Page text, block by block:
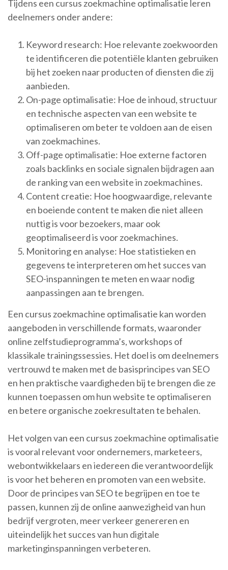
Tijdens een cursus zoekmachine optimalisatie leren
deelnemers onder andere:
Keyword research: Hoe relevante zoekwoorden
te identificeren die potentiële klanten gebruiken
bij het zoeken naar producten of diensten die zij
aanbieden.
On-page optimalisatie: Hoe de inhoud, structuur
en technische aspecten van een website te
optimaliseren om beter te voldoen aan de eisen
van zoekmachines.
Off-page optimalisatie: Hoe externe factoren
zoals backlinks en sociale signalen bijdragen aan
de ranking van een website in zoekmachines.
Content creatie: Hoe hoogwaardige, relevante
en boeiende content te maken die niet alleen
nuttig is voor bezoekers, maar ook
geoptimaliseerd is voor zoekmachines.
Monitoring en analyse: Hoe statistieken en
gegevens te interpreteren om het succes van
SEO-inspanningen te meten en waar nodig
aanpassingen aan te brengen.
Een cursus zoekmachine optimalisatie kan worden
aangeboden in verschillende formats, waaronder
online zelfstudieprogramma’s, workshops of
klassikale trainingssessies. Het doel is om deelnemers
vertrouwd te maken met de basisprincipes van SEO
en hen praktische vaardigheden bij te brengen die ze
kunnen toepassen om hun website te optimaliseren
en betere organische zoekresultaten te behalen.
Het volgen van een cursus zoekmachine optimalisatie
is vooral relevant voor ondernemers, marketeers,
webontwikkelaars en iedereen die verantwoordelijk
is voor het beheren en promoten van een website.
Door de principes van SEO te begrijpen en toe te
passen, kunnen zij de online aanwezigheid van hun
bedrijf vergroten, meer verkeer genereren en
uiteindelijk het succes van hun digitale
marketinginspanningen verbeteren.